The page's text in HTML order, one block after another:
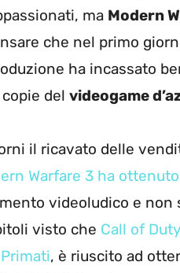
ma Modern
che nel primo
ha incassato
del videogame
il ricavato delle
Warfare 3 ha
videoludico e non
visto che Call of
, è riuscito ad